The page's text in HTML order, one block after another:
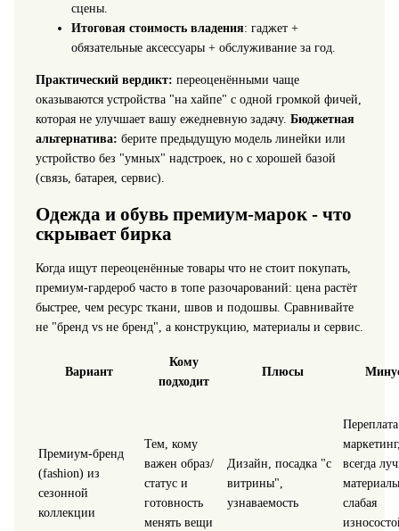
сцены.
Итоговая стоимость владения: гаджет +
обязательные аксессуары + обслуживание за год.
Практический вердикт: переоценёнными чаще
оказываются устройства "на хайпе" с одной громкой фичей,
которая не улучшает вашу ежедневную задачу. Бюджетная
альтернатива: берите предыдущую модель линейки или
устройство без "умных" надстроек, но с хорошей базой
(связь, батарея, сервис).
Одежда и обувь премиум‑марок - что
скрывает бирка
Когда ищут переоценённые товары что не стоит покупать,
премиум-гардероб часто в топе разочарований: цена растёт
быстрее, чем ресурс ткани, швов и подошвы. Сравнивайте
не "бренд vs не бренд", а конструкцию, материалы и сервис.
Вариант
Кому
подходит
Плюсы
Премиум‑бренд
(fashion) из
сезонной
коллекции
Тем, кому
важен образ/
статус и
готовность
менять вещи
Дизайн, посадка "с
витрины",
узнаваемость
всегда
слабая